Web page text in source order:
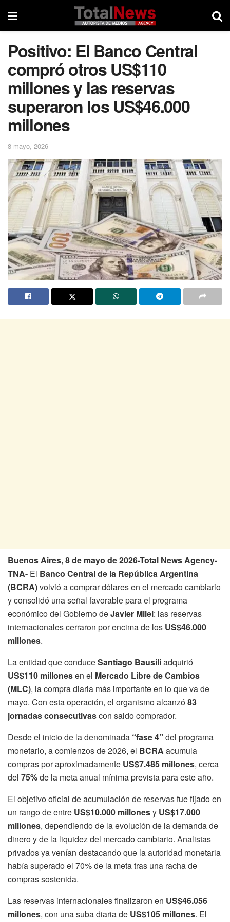
Positivo: El Banco Central
compró otros US$110
millones y las reservas
superaron los US$46.000
millones
8 mayo, 2026
Buenos Aires, 8 de mayo de 2026-Total News Agency-
TNA- El Banco Central de la República Argentina
(BCRA)volvió a comprar dólares en el mercado cambiario
y consolidó una señal favorable para el programa
económico del Gobierno deJavier Milei: las reservas
internacionales cerraron por encima de los US$46.000
millones.
La entidad que conduceSantiago Bausiliadquirió
US$110 millonesen el Mercado Libre de Cambios
(MLC), la compra diaria más importante en lo que va de
mayo. Con esta operación, el organismo alcanzó83
jornadas consecutivascon saldo comprador.
Desde el inicio de la denominada “fase 4” del programa
monetario, a comienzos de 2026, el BCRA acumula
compras por aproximadamente US$7.485 millones, cerca
del 75%de la meta anual mínima prevista para este año.
El objetivo oficial de acumulación de reservas fue fijado en
un rango de entre US$10.000 millonesy US$17.000
millones, dependiendo de la evolución de la demanda de
dinero y de la liquidez del mercado cambiario. Analistas
privados ya venían destacando que la autoridad monetaria
había superado el 70% de la meta tras una racha de
compras sostenida.
Las reservas internacionales finalizaron en US$46.056
millones, con una suba diaria de US$105 millones. El